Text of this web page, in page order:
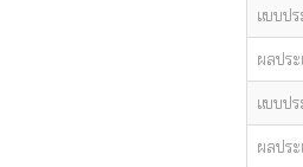
แบบป
ผลปร
แบบป
ผลปร